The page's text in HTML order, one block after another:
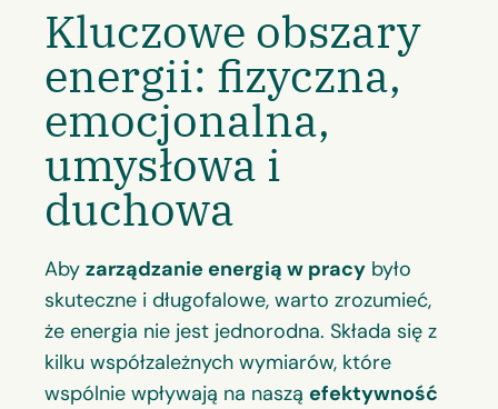
Kluczowe obszary
energii: fizyczna,
emocjonalna,
umysłowa i
duchowa
Aby zarządzanie energią w pracy było
skuteczne i długofalowe, warto zrozumieć,
że energia nie jest jednorodna. Składa się z
kilku współzależnych wymiarów, które
wspólnie wpływają na naszą efektywność